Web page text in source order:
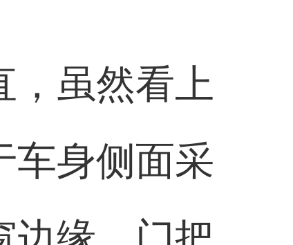
，虽然看上
车身侧面采